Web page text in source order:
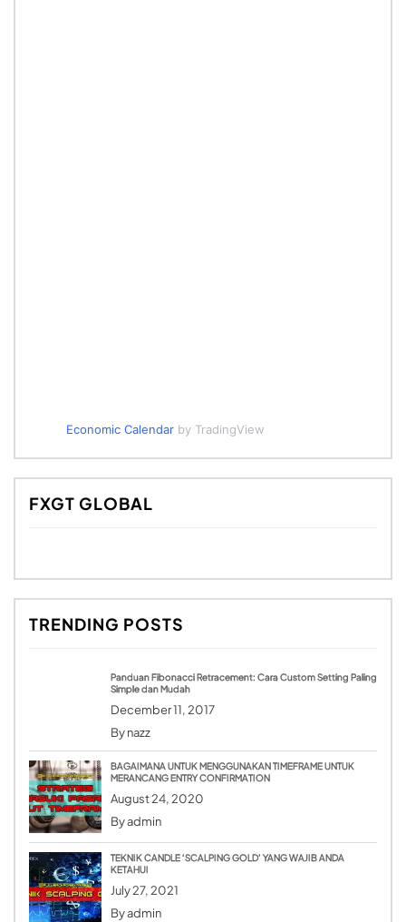
Economic Calendarby TradingView
FXGT GLOBAL
TRENDING POSTS
Panduan Fibonacci Retracement: Cara Custom Setting Paling
Simple dan Mudah
December 11, 2017
Bynazz
BAGAIMANA UNTUK MENGGUNAKAN TIMEFRAME UNTUK
MERANCANG ENTRY CONFIRMATION
August 24, 2020
Byadmin
TEKNIK CANDLE ‘SCALPING GOLD’ YANG WAJIB ANDA
KETAHUI
July 27, 2021
Byadmin